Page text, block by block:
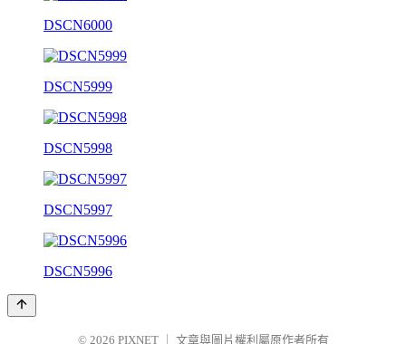
DSCN6000
DSCN5999
DSCN5998
DSCN5997
DSCN5996
© 2026 PIXNET 文章與圖片權利屬原作者所有